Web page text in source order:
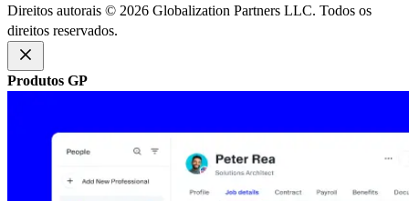
Direitos autorais © 2026 Globalization Partners LLC. Todos os
direitos reservados.​​
Produtos GP​​